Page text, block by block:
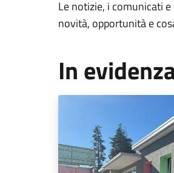
Le notizie, i comunicati
novità, opportunità e
In